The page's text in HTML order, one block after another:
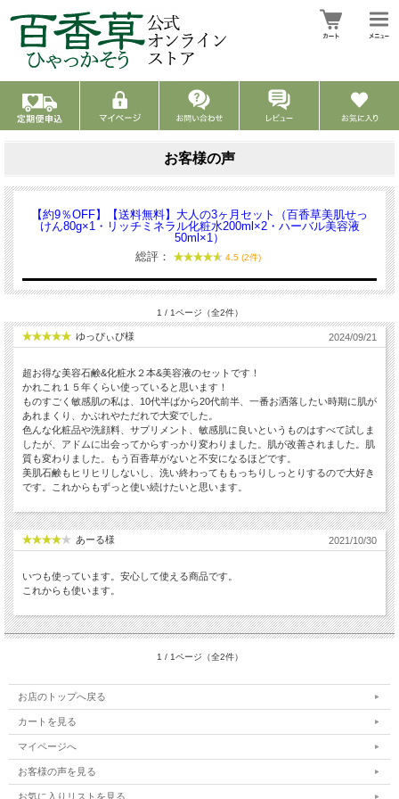
お客様の声
【約9％OFF】【送料無料】大人の3ヶ月セット（百香草美肌せっ
けん80g×1・リッチミネラル化粧水200ml×2・ハーバル美容液
50ml×1）
総評：
4.5 (2件)
1 / 1ページ（全2件）
ゆっぴぃぴ様 2024/09/21
超お得な美容石鹸&化粧水２本&美容液のセットです！
かれこれ１５年くらい使っていると思います！
ものすごく敏感肌の私は、10代半ばから20代前半、一番お洒落したい時期に肌が
あれまくり、かぶれやただれで大変でした。
色んな化粧品や洗顔料、サプリメント、敏感肌に良いというものはすべて試しま
したが、アドムに出会ってからすっかり変わりました。肌が改善されました。肌
質も変わりました。もう百香草がないと不安になるほどです。
美肌石鹸もヒリヒリしないし、洗い終わってももっちりしっとりするので大好き
です。これからもずっと使い続けたいと思います。
あーる様 2021/10/30
いつも使っています。安心して使える商品です。
これからも使います。
1 / 1ページ（全2件）
お店のトップへ戻る
カートを見る
マイページへ
お客様の声を見る
お気に入りリストを見る